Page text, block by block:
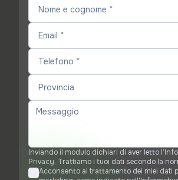
Inviando il modulo dichiari di aver letto
Privacy. Trattiamo i tuoi dati secondo la
Acconsento al trattamento dei miei dati